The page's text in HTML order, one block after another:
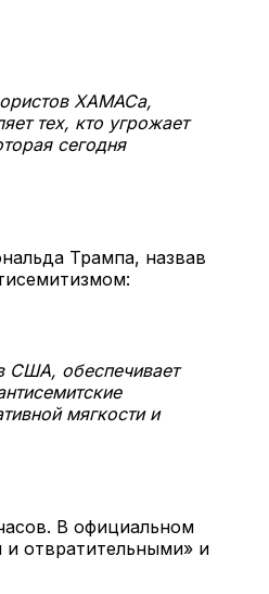
ХАМАСа,
тех, кто угрожает
сегодня
Трампа, назвав
США, обеспечивает
мягкости и
В официальном
отвратительными» и